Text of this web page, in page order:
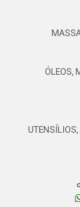
ÓLEOS,
UTENSÍLIOS,